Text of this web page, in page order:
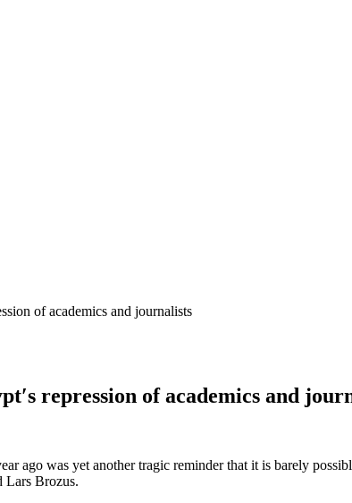
of academics and journalists
repression of academics and
ago was yet another tragic reminder that it is barely
Lars Brozus.